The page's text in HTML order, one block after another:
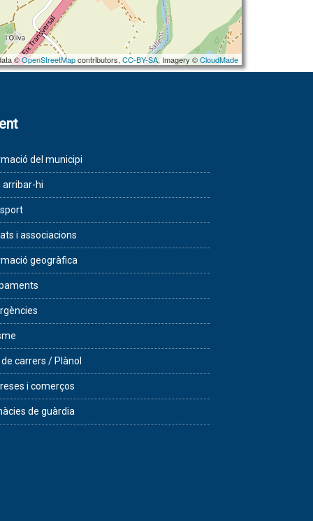
©OpenStreetMapcontributors, CC-BY-SA , Imagery ©CloudMade
del municipi
arribar-hi
i associacions
geogràfica
de carrers / Plànol
i comerços
de guàrdia